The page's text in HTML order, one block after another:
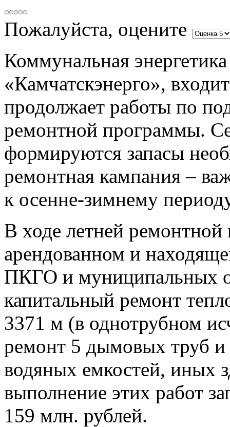
Пожалуйста, оцените
Коммунальная
«Камчатскэнерго»,
продолжает работы по
ремонтной программы.
формируются запасы
ремонтная кампания –
к осенне-зимнему
В ходе летней
арендованном и
ПКГО и муниципальных
капитальный ремонт
3371 м (в однотрубном
ремонт 5 дымовых труб и
водяных емкостей, иных
выполнение этих работ
159 млн. рублей.